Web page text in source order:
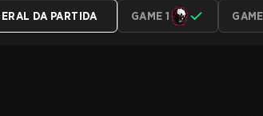
DA PARTIDA GAME 1